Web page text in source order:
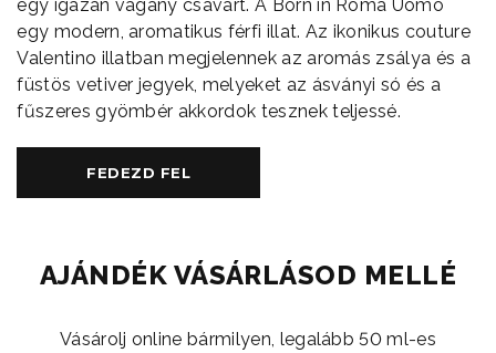
egy igazán vagány csavart. A Born in Roma Uomo
egy modern, aromatikus férfi illat. Az ikonikus couture
Valentino illatban megjelennek az aromás zsálya és a
füstös vetiver jegyek, melyeket az ásványi só és a
fűszeres gyömbér akkordok tesznek teljessé.
FEDEZD FEL
AJÁNDÉK VÁSÁRLÁSOD MELLÉ
Vásárolj online bármilyen, legalább 50 ml-es